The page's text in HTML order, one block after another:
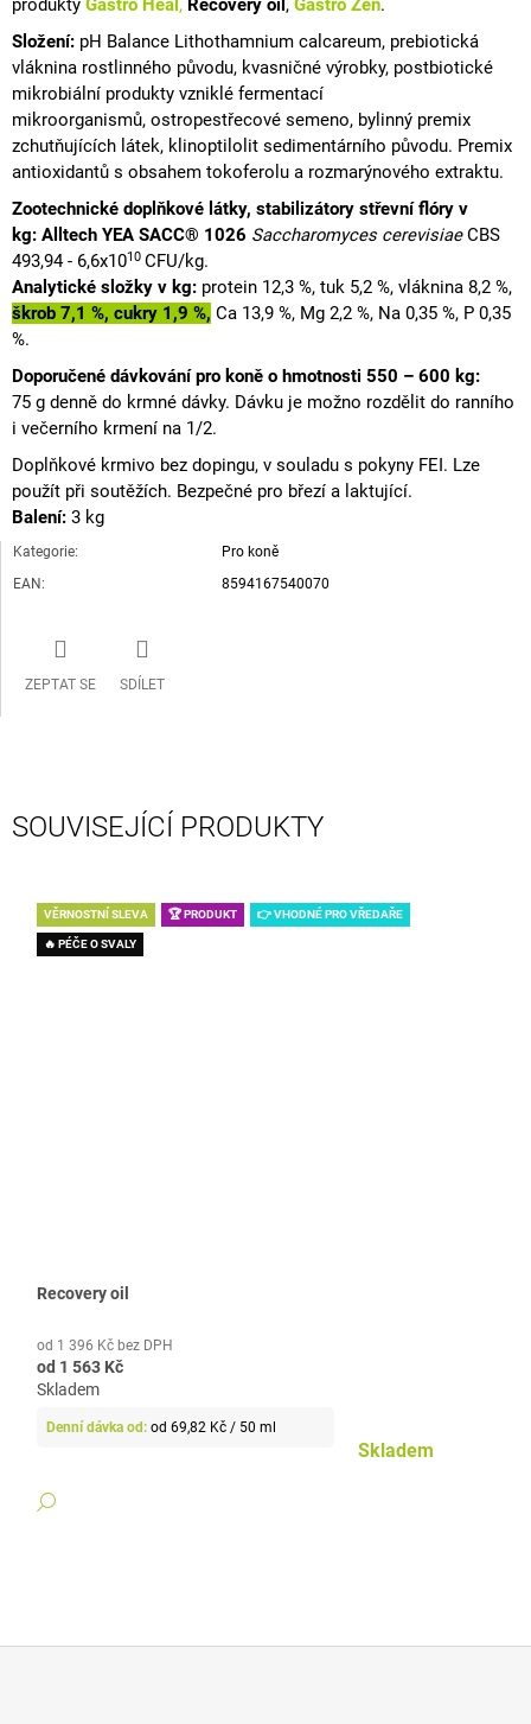
produkty Gastro Heal , Recovery oil , Gastro Zen.
Složení: pH Balance Lithothamnium calcareum, prebiotická
vláknina rostlinného původu, kvasničné výrobky, postbiotické
mikrobiální produkty vzniklé fermentací
mikroorganismů, ostropestřecové semeno, bylinný premix
zchutňujících látek, klinoptilolit sedimentárního původu. Premix
antioxidantů s obsahem tokoferolu a rozmarýnového extraktu.
Zootechnické doplňkové látky, stabilizátory střevní flóry v
kg: Alltech YEA SACC® 1026 Saccharomyces cerevisiaeCBS
493,94 - 6,6x1010 CFU/kg.
Analytické složky v kg: protein 12,3 %, tuk 5,2 %, vláknina 8,2 %,
škrob 7,1 %, cukry 1,9 %, Ca 13,9 %, Mg 2,2 %, Na 0,35 %, P 0,35
%.
Doporučené dávkování pro koně o hmotnosti 550 – 600 kg:
75 g denně do krmné dávky. Dávku je možno rozdělit do ranního
i večerního krmení na 1/2.
Doplňkové krmivo bez dopingu, v souladu s pokyny FEI. Lze
použít při soutěžích. Bezpečné pro březí a laktující.
Balení: 3 kg
Kategorie:
Pro koně
EAN : 8594167540070
ZEPTAT SE SDÍLET
SOUVISEJÍCÍ PRODUKTY
VĚRNOSTNÍ SLEVA 🏆 PRODUKT 👉 VHODNÉ PRO VŘEDAŘE
🔥 PÉČE O SVALY
Recovery oil
od 1 396 Kč bez DPH
od 1 563 Kč
Skladem
Měrná
od 69,82 Kč / 50 ml
Skladem
DETAIL